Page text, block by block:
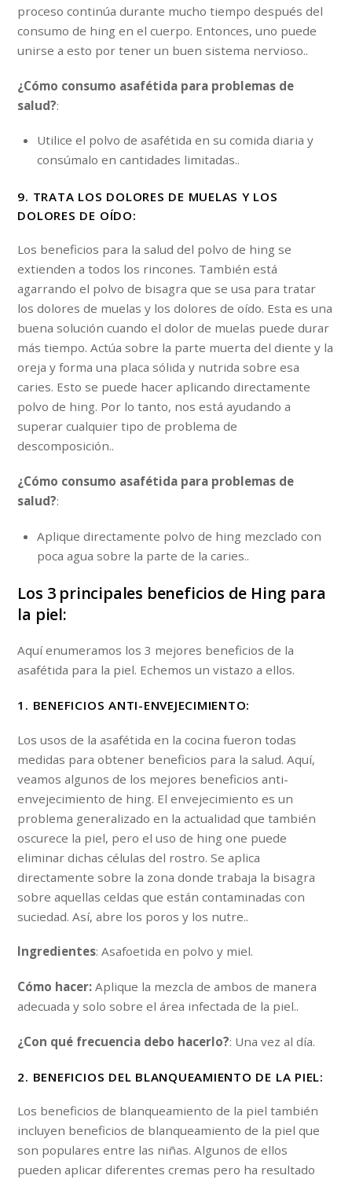
proceso continúa durante mucho tiempo después del
consumo de hing en el cuerpo. Entonces, uno puede
unirse a esto por tener un buen sistema nervioso..
¿Cómo consumo asafétida para problemas de
salud?:
Utilice el polvo de asafétida en su comida diaria y
consúmalo en cantidades limitadas..
9. TRATA LOS DOLORES DE MUELAS Y LOS
DOLORES DE OÍDO:
Los beneficios para la salud del polvo de hing se
extienden a todos los rincones. También está
agarrando el polvo de bisagra que se usa para tratar
los dolores de muelas y los dolores de oído. Esta es una
buena solución cuando el dolor de muelas puede durar
más tiempo. Actúa sobre la parte muerta del diente y la
oreja y forma una placa sólida y nutrida sobre esa
caries. Esto se puede hacer aplicando directamente
polvo de hing. Por lo tanto, nos está ayudando a
superar cualquier tipo de problema de
descomposición..
¿Cómo consumo asafétida para problemas de
salud?:
Aplique directamente polvo de hing mezclado con
poca agua sobre la parte de la caries..
Los 3 principales beneficios de Hing para
la piel:
Aquí enumeramos los 3 mejores beneficios de la
asafétida para la piel. Echemos un vistazo a ellos.
1. BENEFICIOS ANTI-ENVEJECIMIENTO:
Los usos de la asafétida en la cocina fueron todas
medidas para obtener beneficios para la salud. Aquí,
veamos algunos de los mejores beneficios anti-
envejecimiento de hing. El envejecimiento es un
problema generalizado en la actualidad que también
oscurece la piel, pero el uso de hing one puede
eliminar dichas células del rostro. Se aplica
directamente sobre la zona donde trabaja la bisagra
sobre aquellas celdas que están contaminadas con
suciedad. Así, abre los poros y los nutre..
Ingredientes: Asafoetida en polvo y miel.
Cómo hacer:Aplique la mezcla de ambos de manera
adecuada y solo sobre el área infectada de la piel..
¿Con qué frecuencia debo hacerlo?: Una vez al día.
2. BENEFICIOS DEL BLANQUEAMIENTO DE LA PIEL:
Los beneficios de blanqueamiento de la piel también
incluyen beneficios de blanqueamiento de la piel que
son populares entre las niñas. Algunos de ellos
pueden aplicar diferentes cremas pero ha resultado